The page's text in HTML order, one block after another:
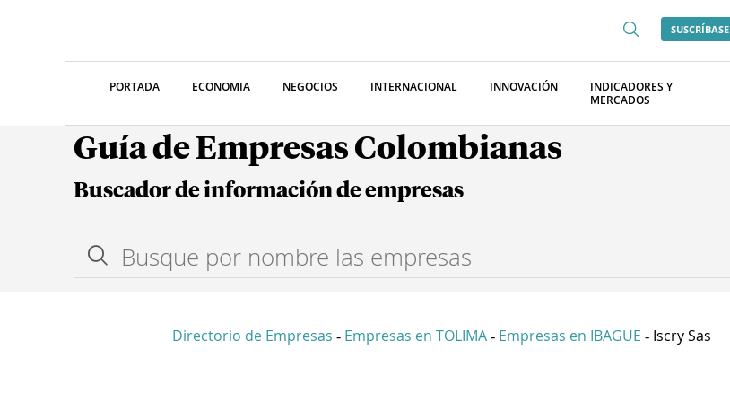
SUSCRÍBASE
PORTADA ECONOMIA NEGOCIOS INTERNACIONAL INNOVACIÓN
INDICADORES Y
MERCADOS
Guía de Empresas Colombianas
Buscador de información de empresas
Directorio de Empresas - Empresas en TOLIMA - Empresas en IBAGUE - Iscry Sas